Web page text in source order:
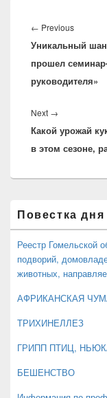
по
записям
← PreviousPrevious
post:
Уникальный
прошел
руководителя»
Next →
post:
Какой урожай
в этом сезоне,
основной
боковой
панели
Повестка дня
Реестр Гомельской
подворий,
животных,
АФРИКАНСКАЯ
ТРИХИНЕЛЛЕЗ
ГРИПП ПТИЦ,
БЕШЕНСТВО